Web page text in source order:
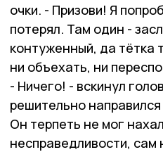
очки. - Призови! Я
потерял. Там один -
контуженный, да тётка
ни объехать, ни
- Ничего! - вскинул
решительно направился
Он терпеть не мог
несправедливости, сам